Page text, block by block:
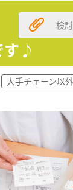
指導を担当し
全般に携わり
とが可能です
心の環境です
環境が整って
している職場
す♪
検
大手チェーン以外